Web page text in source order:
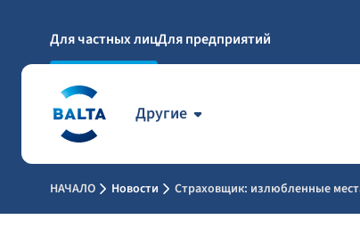
Для частных лицДля предприятий
Другие
НАЧАЛО Новости Страховщик: излюбленные